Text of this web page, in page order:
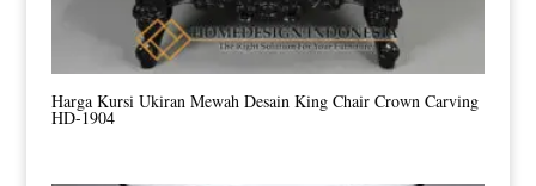
Harga Kursi Ukiran Mewah Desain King Chair Crown Carving
HD-1904